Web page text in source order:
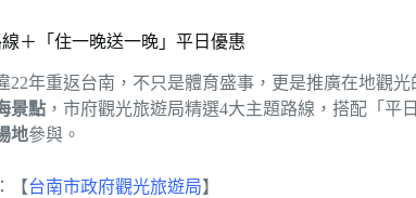
＋「住一晚送一晚」平日優惠
22年重返台南，不只是體育盛事，更是推廣在地觀光
景點 ，市府觀光旅遊局精選4大主題路線，搭配「平
地參與。
【台南市政府觀光旅遊局】